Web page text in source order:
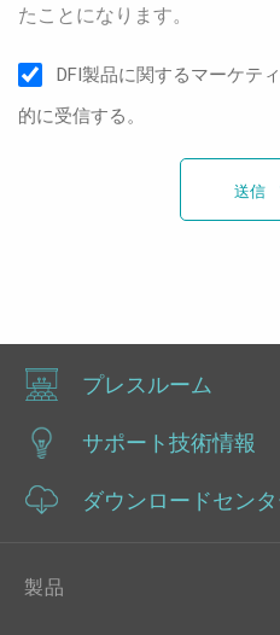
たことになります。
DFI製品に関するマーケテ
的に受信する。
送信
プレスルーム
サポート技術情報
ダウンロードセン
製品